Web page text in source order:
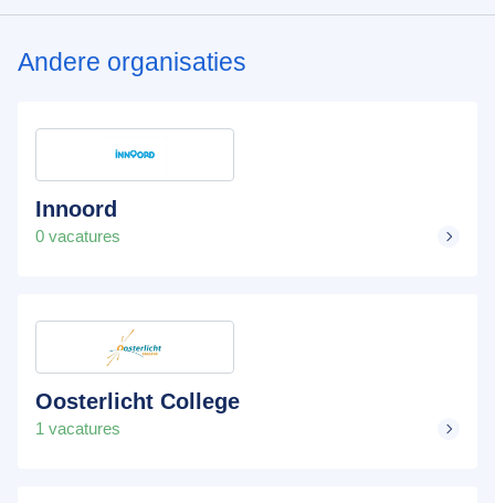
Andere organisaties
Innoord
0 vacatures
Oosterlicht College
1 vacatures